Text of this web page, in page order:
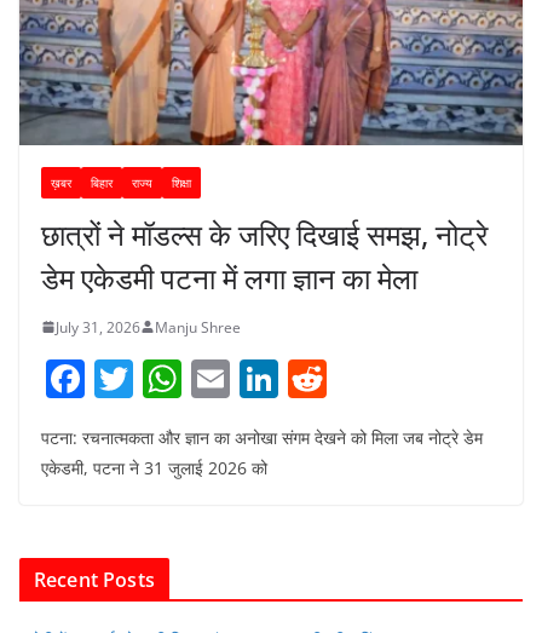
ख़बर बिहार राज्य शिक्षा
छात्रों ने मॉडल्स के जरिए दिखाई समझ, नोट्रे
डेम एकेडमी पटना में लगा ज्ञान का मेला
July 31, 2026 Manju Shree
F
c
o
o
T
itt
W
at
p
E
m
ai
Li
n
k
e
d
पटना: रचनात्मकता और ज्ञान का अनोखा संगम देखने को मिला जब नोट्रे डेम
एकेडमी, पटना ने 31 जुलाई 2026 को
Recent Posts